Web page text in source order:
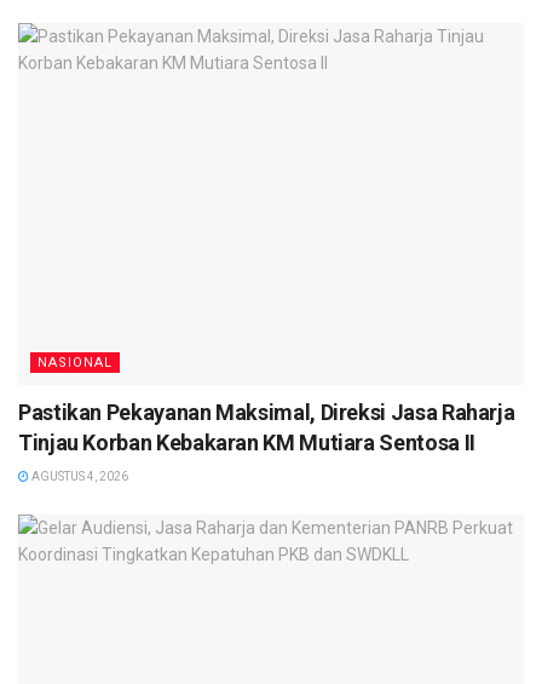
NASIONAL
Pastikan Pekayanan Maksimal, Direksi Jasa Raharja
Tinjau Korban Kebakaran KM Mutiara Sentosa II
AGUSTUS 4, 2026